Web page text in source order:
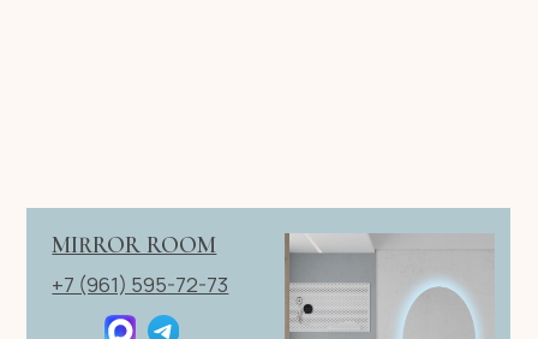
© 2026 ИП Клевцов Е.А.Все права защищены.
Политика конфиденциальности|Согласие на обработку